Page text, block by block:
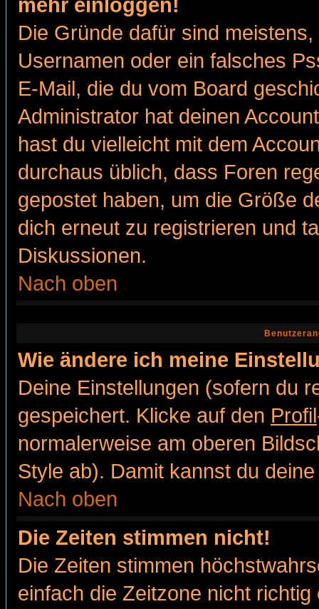
mehr einloggen!
Die Gründe dafür sind
Usernamen oder ein falsches
E-Mail, die du vom Board
Administrator hat deinen
hast du vielleicht mit dem
durchaus üblich, dass Foren
gepostet haben, um die Größe
dich erneut zu registrieren und
Diskussionen.
Nach oben
Wie ändere ich meine
Deine Einstellungen (sofern du
gespeichert. Klicke auf den Profil
normalerweise am oberen
Style ab). Damit kannst du
Nach oben
Die Zeiten stimmen nicht!
Die Zeiten stimmen
einfach die Zeitzone nicht